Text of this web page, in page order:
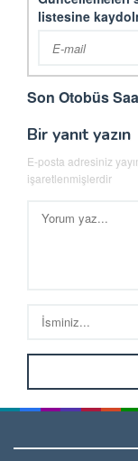
listesine
Son Otobüs
Bir yanıt yazın
E-posta adresiniz
işaretlenmişlerdir